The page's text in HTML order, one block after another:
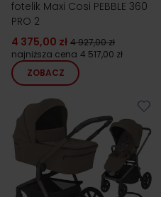
fotelik Maxi Cosi PEBBLE 360
PRO 2
4 375,00 zł 4 927,00 zł
najniższa cena 4 517,00 zł
ZOBACZ